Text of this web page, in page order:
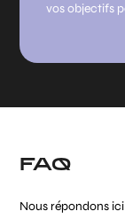
vos objectifs
FAQ
Nous répondons